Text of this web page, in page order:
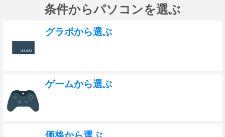
条件からパソコンを選ぶ
グラボから選ぶ
ゲームから選ぶ